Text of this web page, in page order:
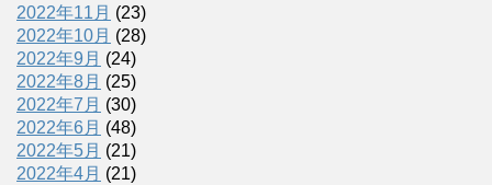
2022年11月 (23)
2022年10月 (28)
2022年9月 (24)
2022年8月 (25)
2022年7月 (30)
2022年6月 (48)
2022年5月 (21)
2022年4月 (21)